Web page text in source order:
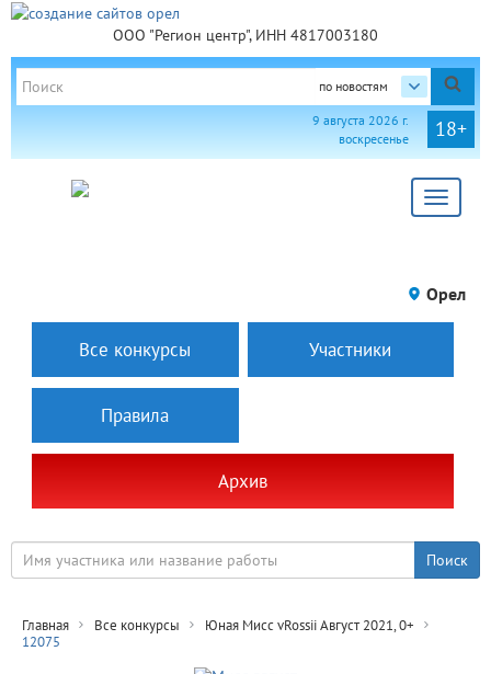
ООО "Регион центр", ИНН 4817003180
по новостям
18+
9 августа 2026 г.
воскресенье
Toggle
Орел
Все конкурсы Участники
Правила
Архив
Главная Все конкурсы
Юная Мисс vRossii Август 2021, 0+
12075